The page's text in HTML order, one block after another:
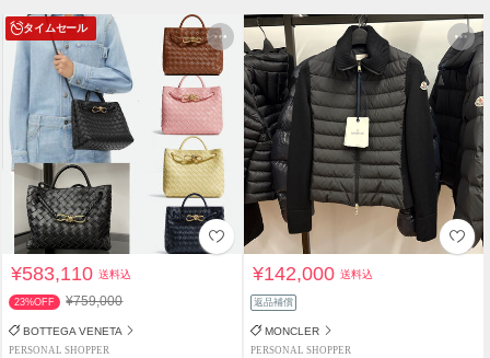
タイムセール
¥583,110送料込
23%OFF ¥759,000
BOTTEGA VENETA
PERSONAL SHOPPER
¥142,000送料込
返品補償
MONCLER
PERSONAL SHOPPER